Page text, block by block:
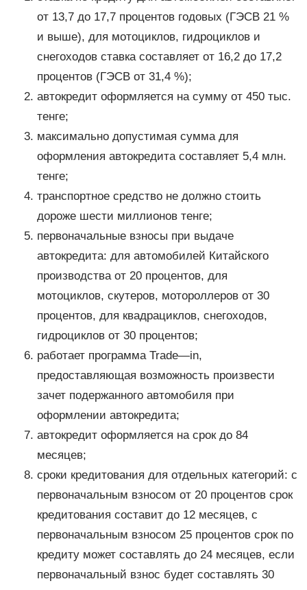
от 13,7 до 17,7 процентов годовых (ГЭСВ 21 %
и выше), для мотоциклов, гидроциклов и
снегоходов ставка составляет от 16,2 до 17,2
процентов (ГЭСВ от 31,4 %);
автокредит оформляется на сумму от 450 тыс.
тенге;
максимально допустимая сумма для
оформления автокредита составляет 5,4 млн.
тенге;
транспортное средство не должно стоить
дороже шести миллионов тенге;
первоначальные взносы при выдаче
автокредита: для автомобилей Китайского
производства от 20 процентов, для
мотоциклов, скутеров, мотороллеров от 30
процентов, для квадрациклов, снегоходов,
гидроциклов от 30 процентов;
работает программа Trade—in,
предоставляющая возможность произвести
зачет подержанного автомобиля при
оформлении автокредита;
автокредит оформляется на срок до 84
месяцев;
сроки кредитования для отдельных категорий: с
первоначальным взносом от 20 процентов срок
кредитования составит до 12 месяцев, с
первоначальным взносом 25 процентов срок по
кредиту может составлять до 24 месяцев, если
первоначальный взнос будет составлять 30